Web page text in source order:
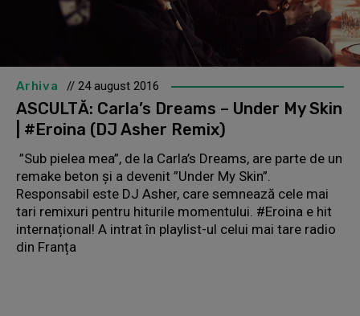
Arhiva // 24 august 2016
ASCULTĂ: Carla’s Dreams – Under My Skin
| #Eroina (DJ Asher Remix)
”Sub pielea mea”, de la Carla’s Dreams, are parte de un
remake beton și a devenit ”Under My Skin”.
Responsabil este DJ Asher, care semnează cele mai
tari remixuri pentru hiturile momentului. #Eroina e hit
internațional! A intrat în playlist-ul celui mai tare radio
din Franța